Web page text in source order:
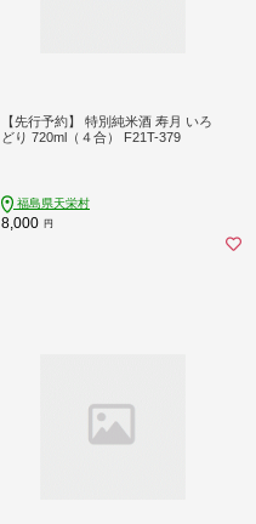
【先行予約】 特別純米酒 寿月 いろ
どり 720ml（４合） F21T-379
福島県天栄村
8,000 円